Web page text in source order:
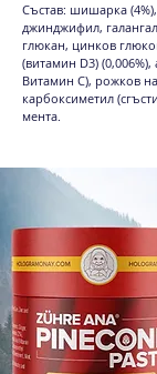
Състав: шишарка
джинджифил,
глюкан, цинков
(витамин D3)
Витамин C), рожков
карбоксиметил
мента.